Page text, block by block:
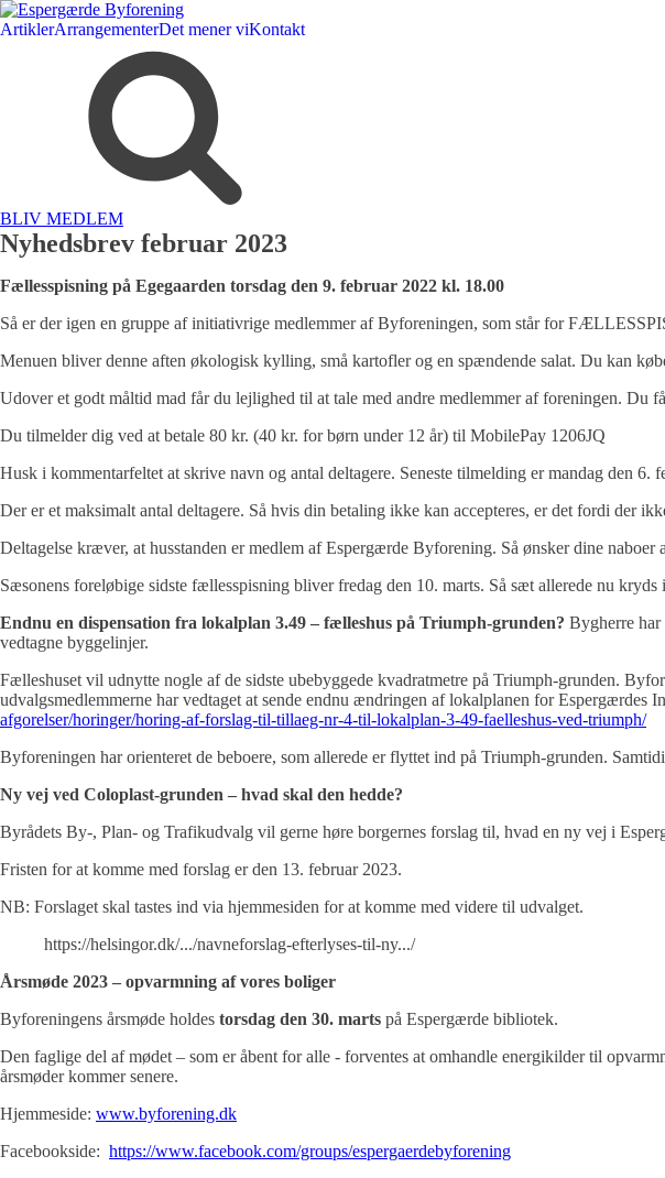
ArtiklerArrangementerDet mener viKontakt
BLIV MEDLEM
Nyhedsbrev februar 2023
Fællesspisning på Egegaarden torsdag den 9. februar 2022 kl. 18.00
Så er der igen en gruppe af initiativrige medlemmer af Byforeningen, som står for
Menuen bliver denne aften økologisk kylling, små kartofler og en spændende salat. Du kan
Udover et godt måltid mad får du lejlighed til at tale med andre medlemmer af foreningen.
Du tilmelder dig ved at betale 80 kr. (40 kr. for børn under 12 år) til MobilePay 1206JQ
Husk i kommentarfeltet at skrive navn og antal deltagere. Seneste tilmelding er mandag den 6.
Der er et maksimalt antal deltagere. Så hvis din betaling ikke kan accepteres, er det fordi der
Deltagelse kræver, at husstanden er medlem af Espergærde Byforening. Så ønsker dine
Sæsonens foreløbige sidste fællesspisning bliver fredag den 10. marts. Så sæt allerede nu
Endnu en dispensation fra lokalplan 3.49 – fælleshus på Triumph-grunden? Bygherre har
vedtagne byggelinjer.
Fælleshuset vil udnytte nogle af de sidste ubebyggede kvadratmetre på Triumph-grunden.
udvalgsmedlemmerne har vedtaget at sende endnu ændringen af lokalplanen for Espergærdes
afgorelser/horinger/horing-af-forslag-til-tillaeg-nr-4-til-lokalplan-3-49-faelleshus-ved-triumph/
Byforeningen har orienteret de beboere, som allerede er flyttet ind på Triumph-grunden.
Ny vej ved Coloplast-grunden – hvad skal den hedde?
Byrådets By-, Plan- og Trafikudvalg vil gerne høre borgernes forslag til, hvad en ny vej i
Fristen for at komme med forslag er den 13. februar 2023.
NB: Forslaget skal tastes ind via hjemmesiden for at komme med videre til udvalget.
https://helsingor.dk/.../navneforslag-efterlyses-til-ny.../
Årsmøde 2023 – opvarmning af vores boliger
Byforeningens årsmøde holdes torsdag den 30. marts på Espergærde bibliotek.
Den faglige del af mødet – som er åbent for alle - forventes at omhandle energikilder til
årsmøder kommer senere.
Hjemmeside: www.byforening.dk
Facebookside: https://www.facebook.com/groups/espergaerdebyforening